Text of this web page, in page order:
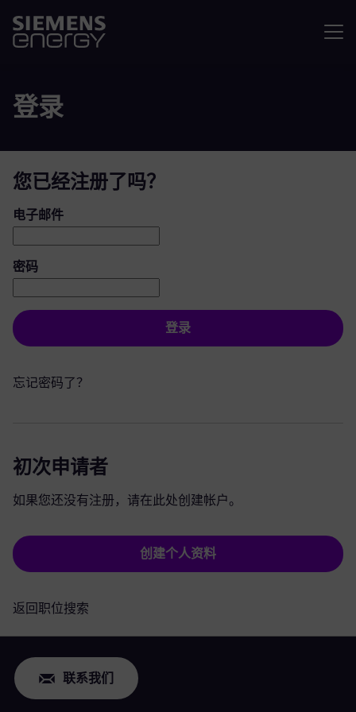
登录
您已经注册了吗？
登录：用户和密码
电子邮件
密码
登录
忘记密码了？
初次申请者
如果您还没有注册，请在此处创建帐户。
创建个人资料
返回职位搜索
联系我们